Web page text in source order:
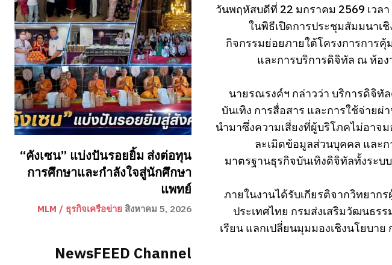
“คังเซน” แบ่งปันรอยยิ้ม ส่งต่อทุน
การศึกษาและกำลังใจสู่นักศึกษา
แพทย์
MLM / ธุรกิจเครือข่าย สิงหาคม 5, 2026
NewsFEED Channel
วันพฤหัสบดีที่ 22 มกราคม 2569 เว
ในพิธีเปิดการประชุมสัมมนาเ
กิจกรรมย่อยภายใต้โครงการการคุ้
และการบริการดิจิทัล ณ ห้อง
นายรณรงค์ฯ กล่าวว่า บริการดิจิทั
บันเทิง การสื่อสาร และการใช้จ่าย
นำมาซึ่งความเสี่ยงที่ผู้บริโภคไม่อาจ
ละเมิดข้อมูลส่วนบุคคล และ
มาตรฐานธุรกิจบันเทิงดิจิทัลทั้งระบ
ภายในงานได้รับเกียรติจากวิทยา
ประเทศไทย กรมส่งเสริมวัฒนธร
เรียน แลกเปลี่ยนมุมมองเชิงนโยบา